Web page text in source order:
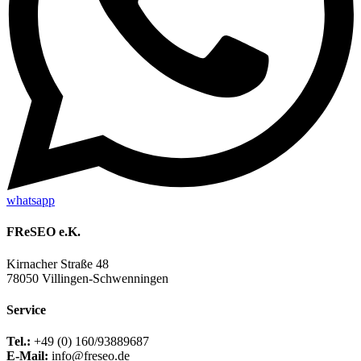
whatsapp
FReSEO e.K.
Kirnacher Straße 48
78050 Villingen-Schwenningen
Service
Tel.: +49 (0) 160/93889687
E-Mail: info@freseo.de